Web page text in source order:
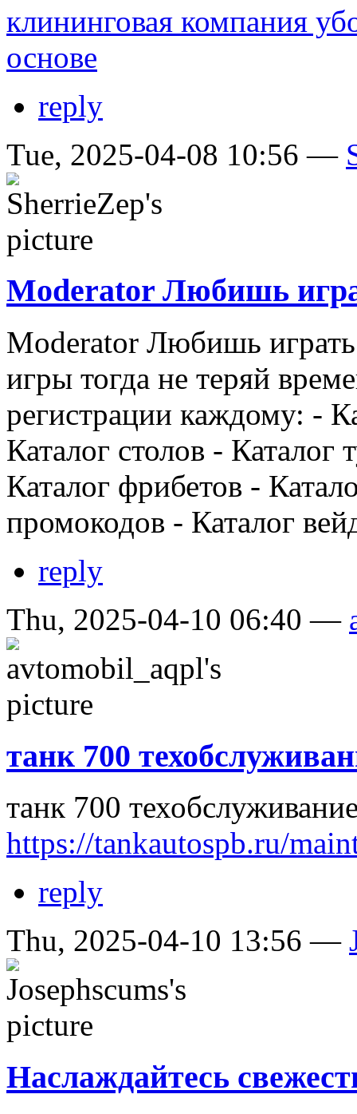
клининговая компания
основе
reply
Tue, 2025-04-08 10:56 —
Moderator Любишь
Moderator Любишь играть
игры тогда не теряй
регистрации каждому: -
Каталог столов - Каталог
Каталог фрибетов -
промокодов - Каталог
reply
Thu, 2025-04-10 06:40 —
танк 700
танк 700
https://tankautospb.ru/
reply
Thu, 2025-04-10 13:56 —
Наслаждайтесь